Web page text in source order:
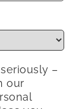
–
our